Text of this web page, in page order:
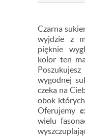
Czarna
wyjdzie z
pięknie
kolor ten
wygodnej
czeka na
obok
Oferujemy
wielu